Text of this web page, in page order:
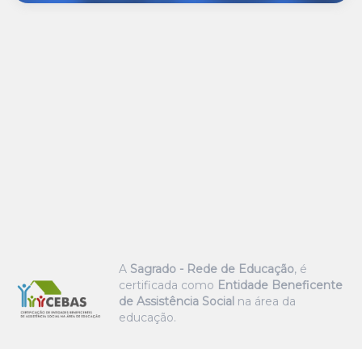
A Sagrado - Rede de Educação, é
certificada como Entidade Beneficente
de Assistência Social na área da
educação.